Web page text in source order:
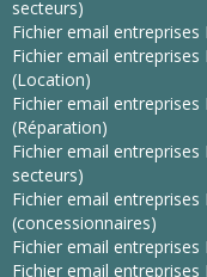
secteurs)
Fichier email
Fichier email
(Location)
Fichier email
(Réparation)
Fichier email
secteurs)
Fichier email
(concessionnaires)
Fichier email
Fichier email